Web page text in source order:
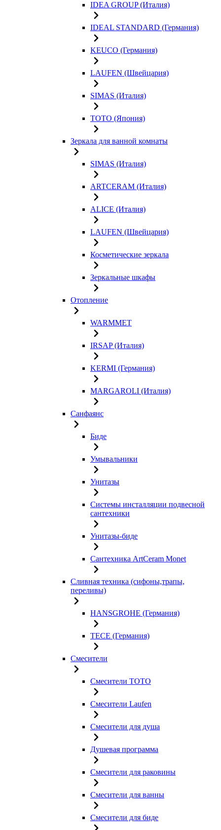
IDEA GROUP (Италия)
IDEAL STANDARD (Германия)
KEUCO (Германия)
LAUFEN (Швейцария)
SIMAS (Италия)
TOTO (Япония)
Зеркала для ванной комнаты
SIMAS (Италия)
ARTCERAM (Италия)
ALICE (Италия)
LAUFEN (Швейцария)
Косметические зеркала
Зеркальные шкафы
Отопление
WARMMET
IRSAP (Италия)
KERMI (Германия)
MARGAROLI (Италия)
Санфаянс
Биде
Умывальники
Унитазы
Системы инсталляции подвесной
сантехники
Унитазы-биде
Сантехника ArtCeram Monet
Сливная техника (сифоны,трапы,
переливы)
HANSGROHE (Германия)
TECE (Германия)
Смесители
Смесители TOTO
Смесители Laufen
Смесители для душа
Душевая программа
Смесители для раковины
Смесители для ванны
Смесители для биде